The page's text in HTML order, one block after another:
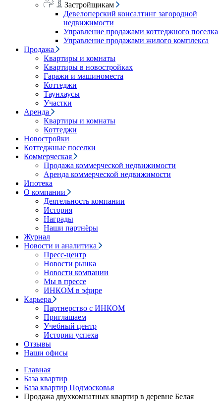
Застройщикам
Девелоперский консалтинг загородной
недвижимости
Управление продажами коттеджного поселка
Управление продажами жилого комплекса
Продажа
Квартиры и комнаты
Квартиры в новостройках
Гаражи и машиноместа
Коттеджи
Таунхаусы
Участки
Аренда
Квартиры и комнаты
Коттеджи
Новостройки
Коттеджные поселки
Коммерческая
Продажа коммерческой недвижимости
Аренда коммерческой недвижимости
Ипотека
О компании
Деятельность компании
История
Награды
Наши партнёры
Журнал
Новости и аналитика
Пресс-центр
Новости рынка
Новости компании
Мы в прессе
ИНКОМ в эфире
Карьера
Партнерство с ИНКОМ
Приглашаем
Учебный центр
Истории успеха
Отзывы
Наши офисы
Главная
База квартир
База квартир Подмосковья
Продажа двухкомнатных квартир в деревне Белая